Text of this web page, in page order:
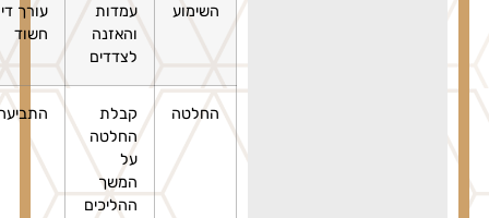
השימוע
עמדות
והאזנה
לצדדים
עורך דין,
חשוד
החלטה
קבלת
החלטה
המשך
ההליכים
התביעה